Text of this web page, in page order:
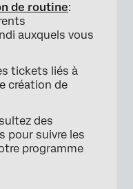
de routine:
auxquels vous
tickets liés à
création de
des
pour suivre les
programme